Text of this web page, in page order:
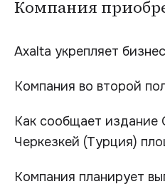
Компания
Axalta укрепляет
Компания во второй
Как сообщает издание
Черкезкей (Турция)
Компания планирует